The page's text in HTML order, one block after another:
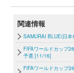
関連情報
SAMURAI BLUE(日本
FIFAワールドカップ
予選 [11/16]
FIFAワールドカップ